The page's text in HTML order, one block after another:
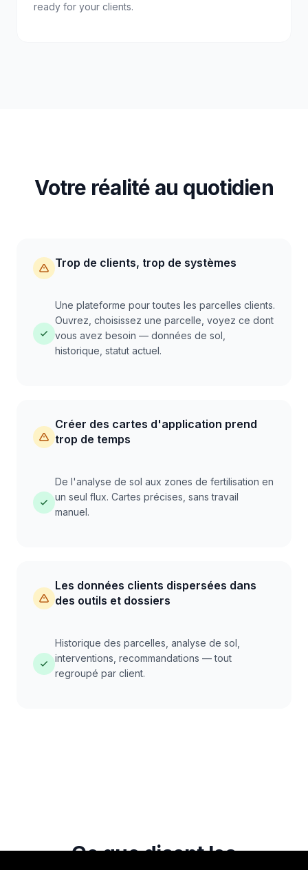
ready for your clients.
Votre réalité au quotidien
Trop de clients, trop de systèmes
Une plateforme pour toutes les parcelles clients.
Ouvrez, choisissez une parcelle, voyez ce dont
vous avez besoin — données de sol,
historique, statut actuel.
Créer des cartes d'application prend
trop de temps
De l'analyse de sol aux zones de fertilisation en
un seul flux. Cartes précises, sans travail
manuel.
Les données clients dispersées dans
des outils et dossiers
Historique des parcelles, analyse de sol,
interventions, recommandations — tout
regroupé par client.
Ce que disent les